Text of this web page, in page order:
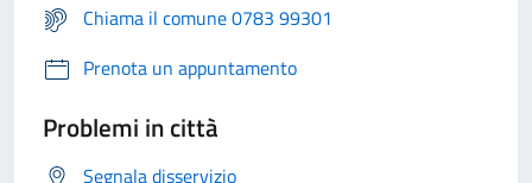
Chiama il comune 0783 99301
Prenota un appuntamento
Problemi in città
Segnala disservizio